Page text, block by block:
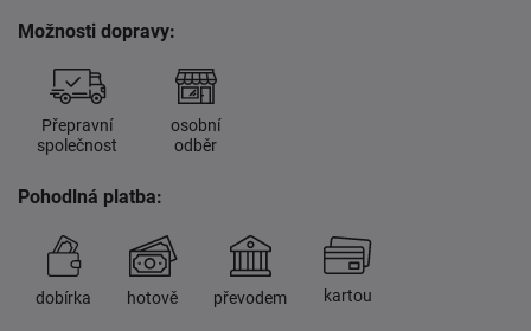
Možnosti dopravy:
Přepravní
společnost
osobní
odběr
Pohodlná platba:
dobírka hotově převodem kartou